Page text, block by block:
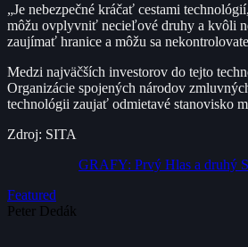
„Je nebezpečné kráčať cestami
môžu ovplyvniť necieľové druhy a kvôli
zaujímať hranice a môžu sa
Medzi najväčších investorov do tejto
Organizácie spojených národov
technológii zaujať odmietavé stanovisko
Zdroj: SITA
GRAFY: Prvý Hlas a druhý
Featured
Peter Dedák